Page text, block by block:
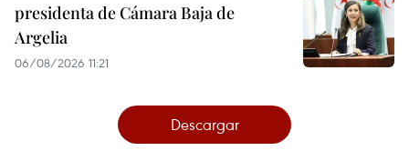
presidenta de Cámara Baja de
Argelia
06/08/2026 11:21
Descargar